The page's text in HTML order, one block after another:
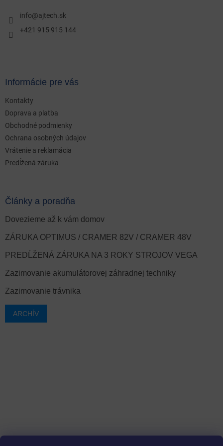
info@ajtech.sk
+421 915 915 144
Informácie pre vás
Kontakty
Doprava a platba
Obchodné podmienky
Ochrana osobných údajov
Vrátenie a reklamácia
Predĺžená záruka
Články a poradňa
Dovezieme až k vám domov
ZÁRUKA OPTIMUS / CRAMER 82V / CRAMER 48V
PREDĹŽENÁ ZÁRUKA NA 3 ROKY STROJOV VEGA
Zazimovanie akumulátorovej záhradnej techniky
Zazimovanie trávnika
ARCHÍV